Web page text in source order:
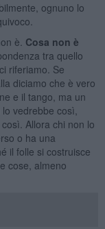
ognuno lo
è. Cosa non è
tra quello
riferiamo. Se
diciamo che è vero
e il tango, ma un
vedrebbe così,
Allora chi non lo
o ha una
il folle si costruisce
cose, almeno